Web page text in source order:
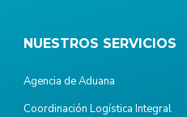
NUESTROS SERVICIOS
Agencia de Aduana
Coordinación Logística Integral